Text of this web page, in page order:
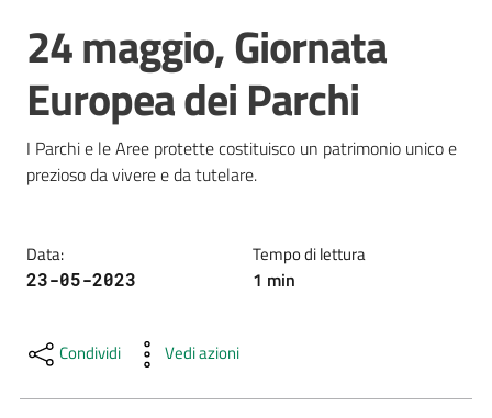
usa
dati
Strumenti
Science
Salta al contenuto
24 maggio, Giornata
Europea dei Parchi
I Parchi e le Aree protette costituisco un patrimonio unico e
prezioso da vivere e da tutelare.
Data:
23-05-2023
Tempo di lettura
1 min
Condividi Vedi azioni